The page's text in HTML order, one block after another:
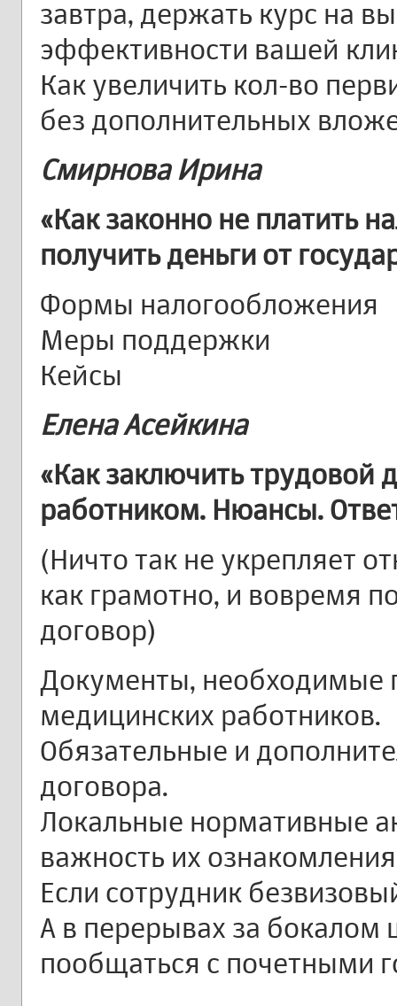
завтра, держать курс на
эффективности вашей
Как увеличить кол-во
без дополнительных
Смирнова Ирина
«Как законно не платить
получить деньги от
Формы налогообложения
Меры поддержки
Кейсы
Елена Асейкина
«Как заключить трудовой
работником. Нюансы.
(Ничто так не укрепляет
как грамотно, и вовремя
договор)
Документы, необходимые
медицинских работников.
Обязательные и
договора.
Локальные нормативные
важность их
Если сотрудник
А в перерывах за
пообщаться с почетными